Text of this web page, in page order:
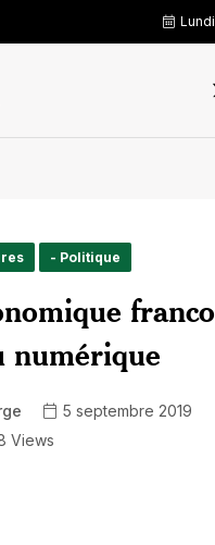
- Politique
numérique
5 septembre 2019
Views